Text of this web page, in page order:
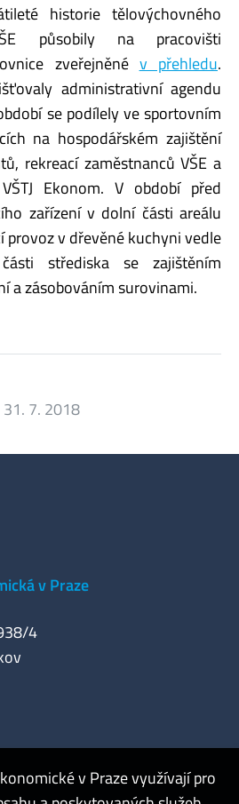
historie tělovýchovného
působily na pracovišti
zveřejněné v přehledu.
administrativní agendu
se podílely ve sportovním
na hospodářském zajištění
rekreací zaměstnanců VŠE a
Ekonom. V období před
zařízení v dolní části areálu
v dřevěné kuchyni vedle
střediska se zajištěním
a zásobováním surovinami.
31. 7. 2018
v Praze
4
v Praze využívají pro